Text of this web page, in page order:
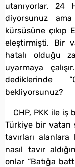
utanıyorlar. 24
diyorsunuz
kürsüsüne çıkıp
eleştirmişti. Bir
hatalı olduğu
uyarmaya
dediklerinde
bekliyorsunuz?
CHP, PKK ile iş
Türkiye bir vatan
tavırları
nasıl tavır
onlar “Batığa